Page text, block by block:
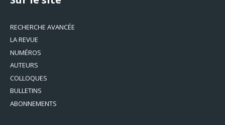
RECHERCHE AVANCÉE
LA REVUE
NUMÉROS
AUTEURS
COLLOQUES
BULLETINS
ABONNEMENTS